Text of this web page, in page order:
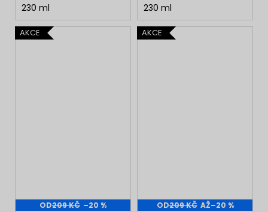
230 ml 230 ml
AKCE
OD209 KČ –20 %
AKCE
OD209 KČ AŽ–20 %